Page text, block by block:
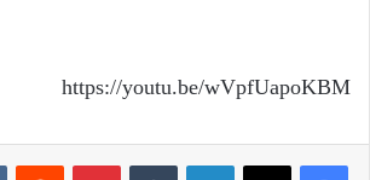
https://youtu.be/wVpfUapoKBM
لينكدإن بينتيريست